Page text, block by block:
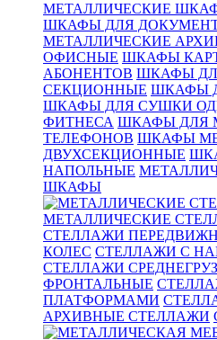
МЕТАЛЛИЧЕСКИЕ
ШКАФЫ ДЛЯ
МЕТАЛЛИЧЕСКИЕ
ОФИСНЫЕ ШКАФЫ
АБОНЕНТОВ ШКАФЫ
СЕКЦИОННЫЕ ШКАФЫ
ШКАФЫ ДЛЯ СУШКИ
ФИТНЕСА ШКАФЫ ДЛЯ
ТЕЛЕФОНОВ ШКАФЫ
ДВУХСЕКЦИОННЫЕ
НАПОЛЬНЫЕ
ШКАФЫ
МЕТАЛЛИЧЕСКИЕ
СТЕЛЛАЖИ
КОЛЕС СТЕЛЛАЖИ С
СТЕЛЛАЖИ
ФРОНТАЛЬНЫЕ
ПЛАТФОРМАМИ
АРХИВНЫЕ СТЕЛЛАЖИ